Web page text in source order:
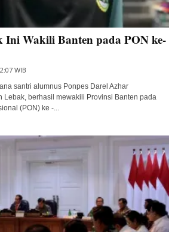
Ini Wakili Banten pada PON ke-
WIB
santri alumnus Ponpes Darel Azhar
Lebak, berhasil mewakili Provinsi Banten pada
(PON) ke -...